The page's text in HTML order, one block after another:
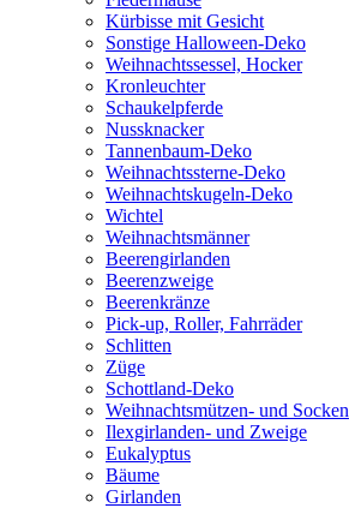
Kürbisse mit Gesicht
Sonstige Halloween-Deko
Weihnachtssessel, Hocker
Kronleuchter
Schaukelpferde
Nussknacker
Tannenbaum-Deko
Weihnachtssterne-Deko
Weihnachtskugeln-Deko
Wichtel
Weihnachtsmänner
Beerengirlanden
Beerenzweige
Beerenkränze
Pick-up, Roller, Fahrräder
Schlitten
Züge
Schottland-Deko
Weihnachtsmützen- und Socken
Ilexgirlanden- und Zweige
Eukalyptus
Bäume
Girlanden